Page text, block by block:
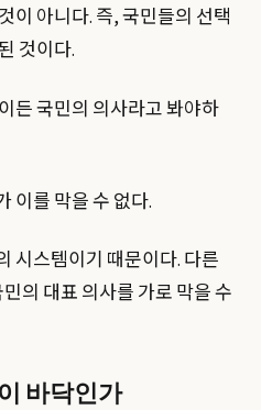
이 아니다. 즉, 국민들의 선택
것이다.
든 국민의 의사라고 봐야하
이를 막을 수 없다.
시스템이기 때문이다. 다른
의 대표 의사를 가로 막을 수
바닥인가